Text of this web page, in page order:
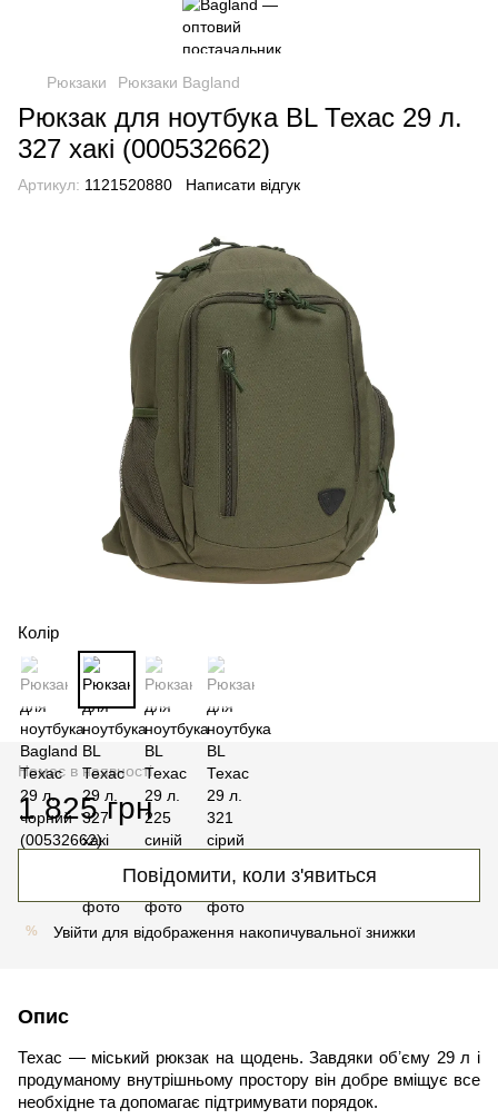
Рюкзаки Рюкзаки Bagland
Рюкзак для ноутбука BL Техас 29 л.
327 хакі (000532662)
Артикул: 1121520880 Написати відгук
Колір
Немає в наявності
1 825 грн
Повідомити, коли з'явиться
% Увійти для відображення накопичувальної знижки
Опис
Техас — міський рюкзак на щодень. Завдяки обʼєму 29 л і
продуманому внутрішньому простору він добре вміщує все
необхідне та допомагає підтримувати порядок.